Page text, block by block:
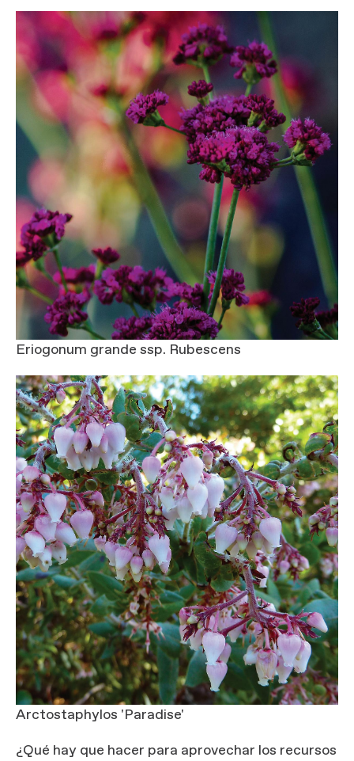
Eriogonum grande ssp. Rubescens
Arctostaphylos 'Paradise'
¿Qué hay que hacer para aprovechar los recursos